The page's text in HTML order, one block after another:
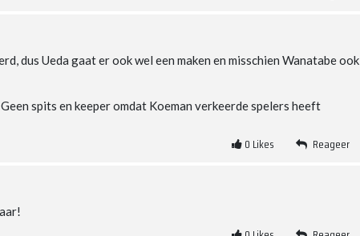
dus Ueda gaat er ook wel een maken en misschien Wanatabe ook
spits en keeper omdat Koeman verkeerde spelers heeft
0 Likes Reageer